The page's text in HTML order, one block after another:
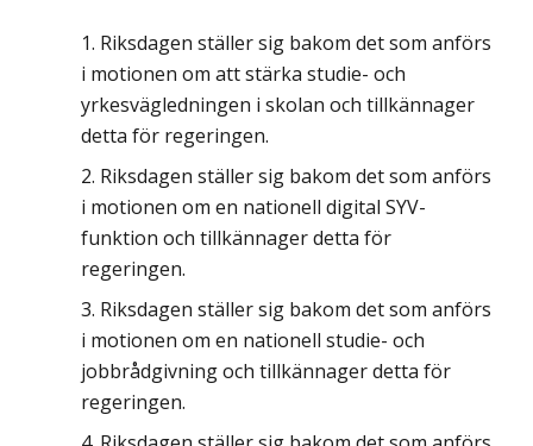
Riksdagen ställer sig bakom det som anförs
i motionen om att stärka studie- och
yrkesvägledningen i skolan och tillkännager
detta för regeringen.
Riksdagen ställer sig bakom det som anförs
i motionen om en nationell digital SYV-
funktion och tillkännager detta för
regeringen.
Riksdagen ställer sig bakom det som anförs
i motionen om en nationell studie- och
jobbrådgivning och tillkännager detta för
regeringen.